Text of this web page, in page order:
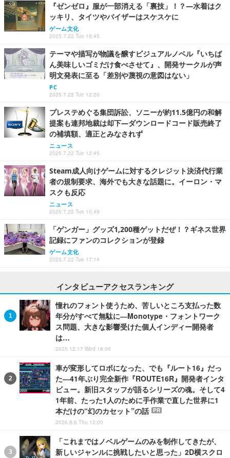
『ゼンゼロ』服が一部消える「裏技」！？―水着はク
ッキリ、タイツやバイザーはスケスケに
ゲーム文化
2025.7.22 Tue 16:45
テーマや描写が物議を醸すビジュアルノベル『いちば
ん美味しいゴミだけ食べさせて』、開発サークルが声
明文発表に至る「差別や蔑視の意図はない」
PC
2025.7.22 Tue 12:20
プレステめぐる集団訴訟、ソニーが約11.5億円の和解
提案も連邦地裁は却下―ダウンロードコード販売終了
の補填額、適正とみなされず
ニュース
2025.7.22 Tue 12:45
Steam成人向けゲームに対するクレジット決済代行業
者の規制要求、海外でも大きな話題に。イーロン・マ
スクも反応
ニュース
2025.7.22 Tue 10:49
「ゲンガー」グッズ1,200種ゲットだぜ！？ギネス世界
記録にファンのコレクションが登録
ゲーム文化
2025.7.22 Tue 17:14
インタビューアクセスランキング
憧れのフォント使うため、苦しいところ支払った数
年分がすべて無駄に―Monotype・フォントワーク
ス問題、大きな影響受けた個人インディー開発者
は…
2025.12.17 Wed 18:00
車が変形してロボになった、でも『ルート16』だっ
た―41年ぶり完全新作『ROUTE16R』開発者インタ
ビュー。新旧スタッフが語るシリーズの魂。そして4
1年前、たった1人のために手作業で直した世界に1
本だけの“幻のカセット”の話
PR
2026.8.6 Thu 12:00
「これまではノベルゲームのみを制作してきたが、
新しいジャンルに挑戦したいと思った」2D横スクロ